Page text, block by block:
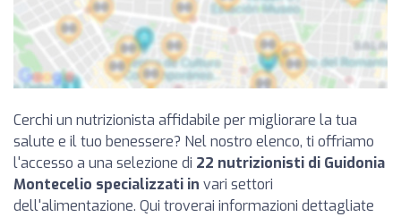
Cerchi un nutrizionista affidabile per migliorare la tua
salute e il tuo benessere? Nel nostro elenco, ti offriamo
l'accesso a una selezione di 22 nutrizionisti di Guidonia
Montecelio specializzati in vari settori
dell'alimentazione. Qui troverai informazioni dettagliate